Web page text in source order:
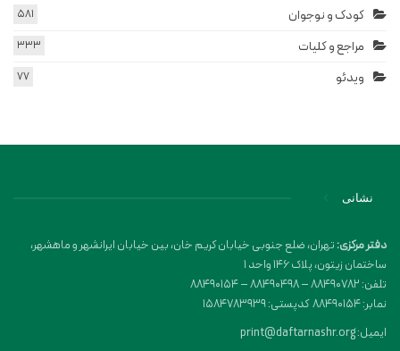
کودک و نوجوان 581
مراجع و کلیات 333
ویدئو 77
نشانی
دفتر مرکزی:تهران، ضلع جنوبی خیابان کریم خان، بین خیابان ایرانشهر و ماهشهر،
ساختمان زیتون، پلاک 146 واحد 1
تلفن: 88490782 – 88490498 – 88490154
نمابر: 88490154 کدپستی: 1584783939
ایمیل: print@daftarnashr.org